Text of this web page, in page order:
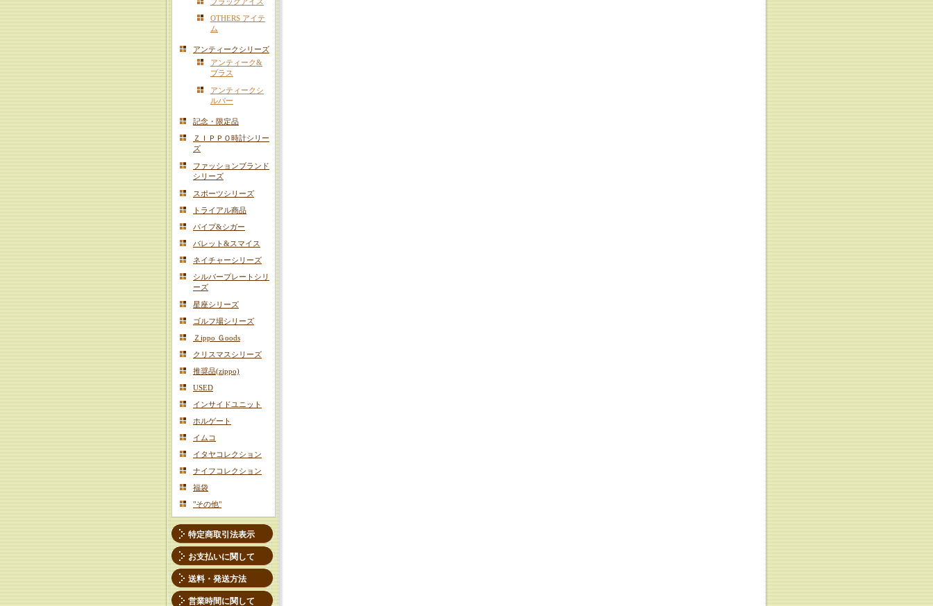
OTHERS アイテ
ム
アンティークシリーズ
アンティーク&
ブラス
アンティークシ
ルバー
記念・限定品
ＺＩＰＰＯ時計シリー
ズ
ファッションブランド
シリーズ
スポーツシリーズ
トライアル商品
パイプ&シガー
バレット&スマイス
ネイチャーシリーズ
シルバープレートシリ
ーズ
星座シリーズ
ゴルフ場シリーズ
Ｚippo Ｇoods
クリスマスシリーズ
推奨品(zippo)
USED
インサイドユニット
ホルゲート
イムコ
イタヤコレクション
ナイフコレクション
福袋
"その他"
特定商取引法表示
お支払いに関して
送料・発送方法
営業時間に関して